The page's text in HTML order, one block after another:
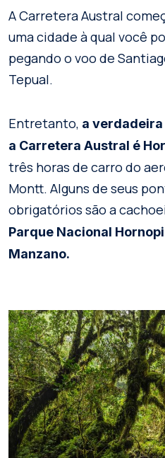
A Carretera Austral
uma cidade à qual você
pegando o voo de
Tepual.
Entretanto, a
a Carretera Austral é
três horas de carro do
Montt. Alguns de seus
obrigatórios são a
Parque Nacional
Manzano.